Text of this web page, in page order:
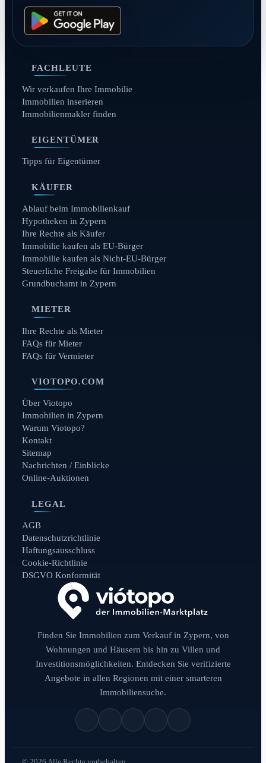
FACHLEUTE
Wir verkaufen Ihre Immobilie
Immobilien inserieren
Immobilienmakler finden
EIGENTÜMER
Tipps für Eigentümer
KÄUFER
Ablauf beim Immobilienkauf
Hypotheken in Zypern
Ihre Rechte als Käufer
Immobilie kaufen als EU-Bürger
Immobilie kaufen als Nicht-EU-Bürger
Steuerliche Freigabe für Immobilien
Grundbuchamt in Zypern
MIETER
Ihre Rechte als Mieter
FAQs für Mieter
FAQs für Vermieter
VIOTOPO.COM
Über Viotopo
Immobilien in Zypern
Warum Viotopo?
Kontakt
Sitemap
Nachrichten / Einblicke
Online-Auktionen
LEGAL
AGB
Datenschutzrichtlinie
Haftungsausschluss
Cookie-Richtlinie
DSGVO Konformität
Finden Sie Immobilien zum Verkauf in Zypern, von
Wohnungen und Häusern bis hin zu Villen und
Investitionsmöglichkeiten. Entdecken Sie verifizierte
Angebote in allen Regionen mit einer smarteren
Immobiliensuche.